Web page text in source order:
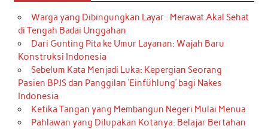
Warga yang Dibingungkan Layar : Merawat Akal Sehat
di Tengah Badai Unggahan
Dari Gunting Pita ke Umur Layanan: Wajah Baru
Konstruksi Indonesia
Sebelum Kata Menjadi Luka: Kepergian Seorang
Pasien BPJS dan Panggilan ‘Einfühlung’ bagi Nakes
Indonesia
Ketika Tangan yang Membangun Negeri Mulai Menua
Pahlawan yang Dilupakan Kotanya: Belajar Bertahan